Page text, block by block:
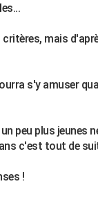
mais
s'y amuser
peu plus jeunes
c'est tout de
!